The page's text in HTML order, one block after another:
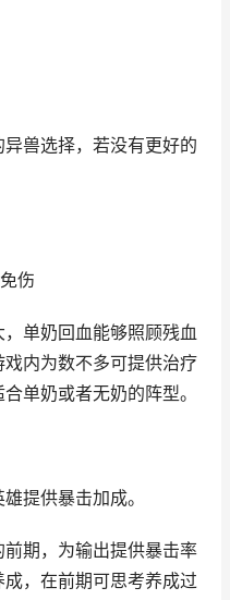
兽选择，若没有更好的
伤
单奶回血能够照顾残血
内为数不多可提供治疗
单奶或者无奶的阵型。
提供暴击加成。
期，为输出提供暴击率
，在前期可思考养成过